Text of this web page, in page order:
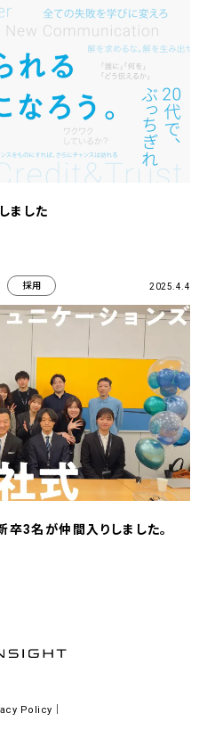
ました
採用 2025.4.4
卒3名が仲間入りしました。
Policy｜